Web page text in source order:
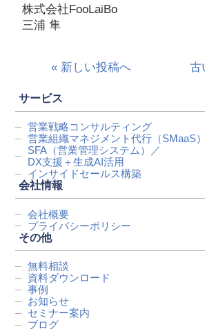
株式会社FooLaiBo
三浦 隼
« 新しい投稿へ 古
サービス
営業戦略コンサルティング
営業組織マネジメント代行 （SMaaS）
SFA（営業管理システム）／
DX支援＋生成AI活用
インサイドセールス構築
会社情報
会社概要
プライバシーポリシー
その他
無料相談
資料ダウンロード
事例
お知らせ
セミナー案内
ブログ